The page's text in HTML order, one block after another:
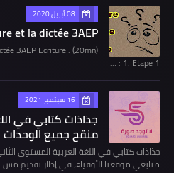
08 أبريل 2020
et la dictée 3AEP
3AEP Ecriture : (20mn)
1. Etape 1 : …
16 سبتمبر 2021
جذاذات كتابي في
منقح جميع الوحدات
جذاذات كتابي في اللغة العربية المستوى
متابعي موقعنا الأوفياء، في إطار تقديم